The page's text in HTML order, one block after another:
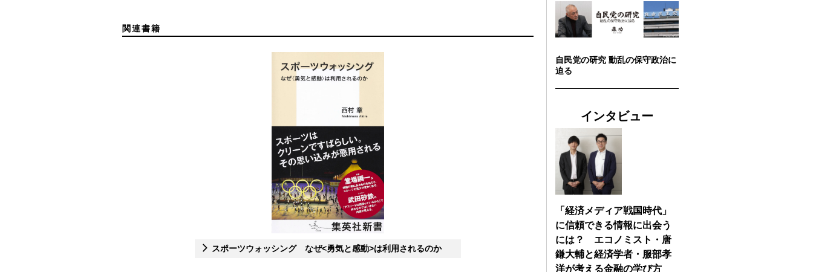
関連書籍
スポーツウォッシング なぜ<勇気と感動>は利用されるのか
自民党の研究 動乱の保守政治に
迫る
インタビュー
「経済メディア戦国時代」
に信頼できる情報に出会う
には？ エコノミスト・唐
鎌大輔と経済学者・服部孝
洋が考える金融の学び方